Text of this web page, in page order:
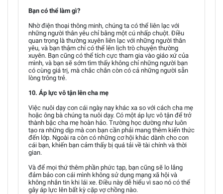
Bạn có thể làm gì?
Nhờ điện thoại thông minh, chúng ta có thể liên lạc với
những người thân yêu chỉ bằng một cú nhấp chuột. Điều
quan trọng là thường xuyên liên lạc với những người thân
yêu, và bạn thậm chí có thể lên lịch trò chuyện thường
xuyên. Bạn cũng có thể tích cực tham gia vào giáo xứ của
mình, và bạn sẽ sớm tìm thấy không chỉ những người bạn
có cùng giá trị, mà chắc chắn còn có cả những người sẵn
lòng trông trẻ.
10. Áp lực vô tận lên cha mẹ
Việc nuôi dạy con cái ngày nay khác xa so với cách cha mẹ
hoặc ông bà chúng ta nuôi dạy. Có một áp lực vô tận để trở
thành bậc cha mẹ hoàn hảo. Trường học dường như luôn
tạo ra những dịp mà con bạn cần phải mang thêm kiến thức
đến lớp. Ngoài ra còn có những cơ hội khác dành cho con
cái bạn, khiến bạn cảm thấy bị quá tải về tài chính và thời
gian.
Và để mọi thứ thêm phần phức tạp, bạn cũng sẽ lo lắng
đảm bảo con cái mình không sử dụng mạng xã hội và
không nhắn tin khi lái xe. Điều này dễ hiểu vì sao nó có thể
gây áp lực lên bất kỳ cặp vợ chồng nào.